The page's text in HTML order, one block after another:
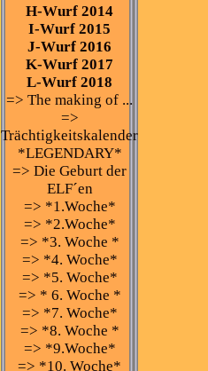
H-Wurf 2014
I-Wurf 2015
J-Wurf 2016
K-Wurf 2017
L-Wurf 2018
=> The making of ...
=>
Trächtigkeitskalender
*LEGENDARY*
=> Die Geburt der
ELF´en
=> *1.Woche*
=> *2.Woche*
=> *3. Woche *
=> *4. Woche*
=> *5. Woche*
=> * 6. Woche *
=> *7. Woche*
=> *8. Woche *
=> *9.Woche*
=> *10. Woche*